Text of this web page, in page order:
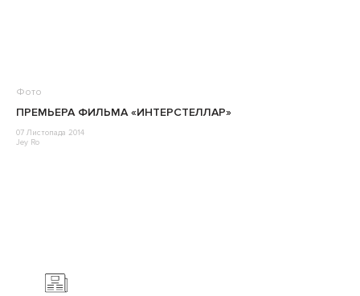
Фото
ПРЕМЬЕРА ФИЛЬМА «ИНТЕРСТЕЛЛАР»
07 Листопада 2014
Jey Ro